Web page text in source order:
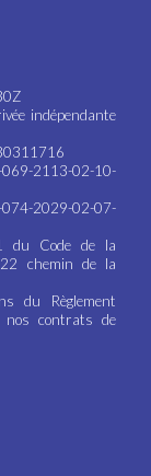
indépendante
2113-02-10-
2029-02-07-
du Code de la
chemin de la
du Règlement
nos contrats de